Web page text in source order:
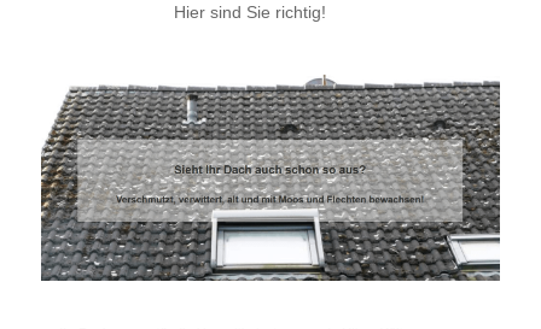
Hier sind Sie richtig!